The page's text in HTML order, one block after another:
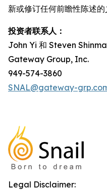
新或修订任何前瞻性陈述的
投资者联系人：
John Yi 和 Steven
Gateway Group, Inc.
949-574-3860
SNAL@gateway-
Legal Disclaimer: